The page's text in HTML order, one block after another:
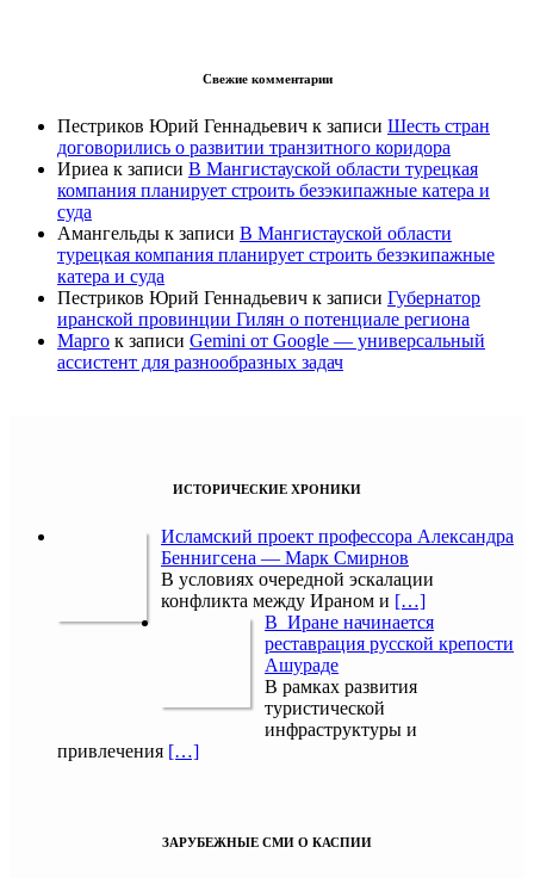
Свежие комментарии
Пестриков Юрий Геннадьевич к записи Шесть стран
договорились о развитии транзитного коридора
Ириеа к записи В Мангистауской области турецкая
компания планирует строить безэкипажные катера и
суда
Амангельды к записи В Мангистауской области
турецкая компания планирует строить безэкипажные
катера и суда
Пестриков Юрий Геннадьевич к записи Губернатор
иранской провинции Гилян о потенциале региона
Марго к записи Gemini от Google — универсальный
ассистент для разнообразных задач
ИСТОРИЧЕСКИЕ ХРОНИКИ
Исламский проект профессора Александра
Беннигсена — Марк Смирнов
В условиях очередной эскалации
конфликта между Ираном и […]
В Иране начинается
реставрация русской крепости
Ашураде
В рамках развития
туристической
инфраструктуры и
привлечения […]
ЗАРУБЕЖНЫЕ СМИ О КАСПИИ